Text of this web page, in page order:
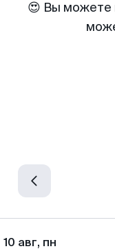
😍 Вы можете
10 авг, пн